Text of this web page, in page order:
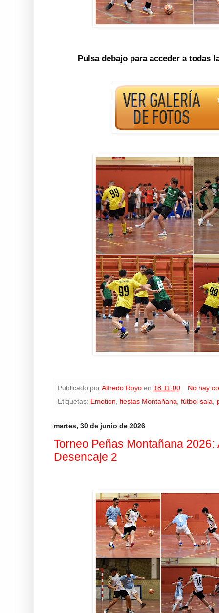
Pulsa debajo para acceder a todas
Publicado por Alfredo Royo en 18:11:00
No hay
Etiquetas: Emotion fiestas Montañana fútbol sala
martes, 30 de junio de 2026
Torneo Peñas Montañana 2026:
Desencaje 2